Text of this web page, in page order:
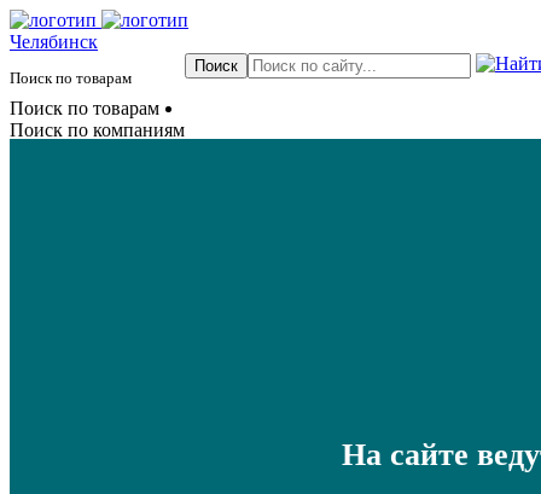
Челябинск
Поиск по товарам
Поиск по товарам
Поиск по компаниям
На сайте